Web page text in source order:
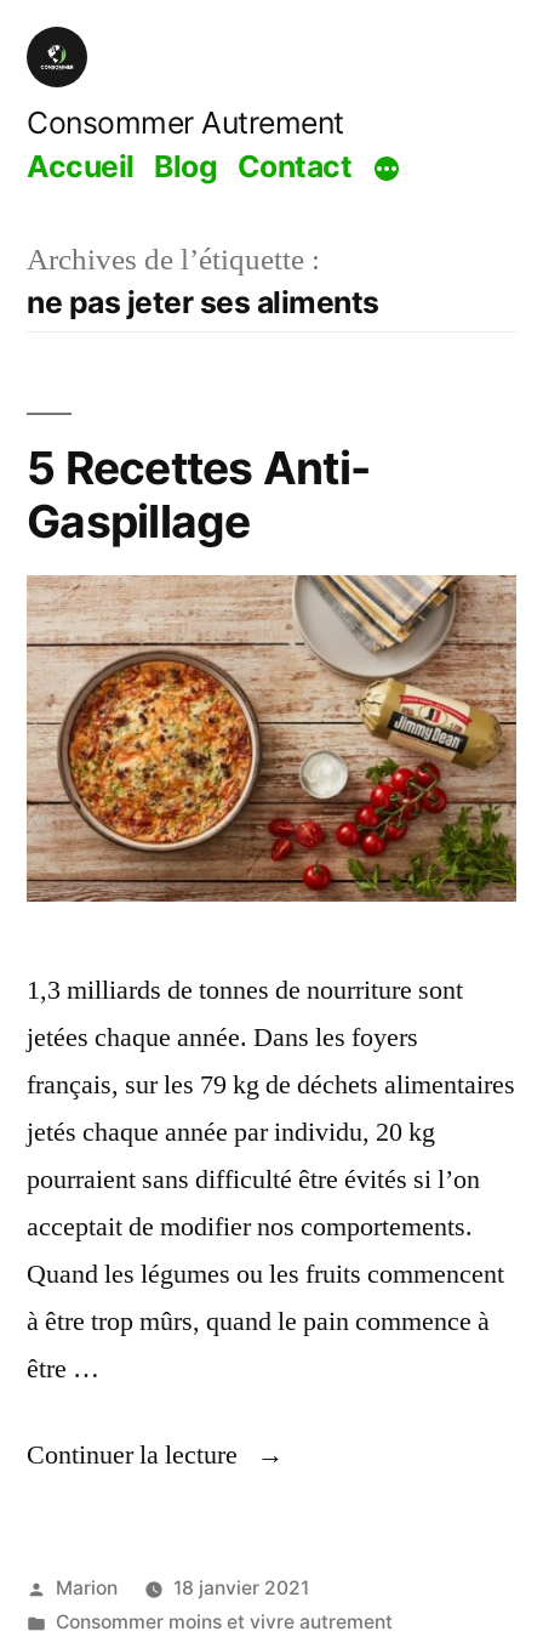
Aller
contenu
Consommer Autrement
Accueil Blog Contact
Archives de l’étiquette :
ne pas jeter ses aliments
5 Recettes Anti-
Gaspillage
1,3 milliards de tonnes de nourriture sont
jetées chaque année. Dans les foyers
français, sur les 79 kg de déchets alimentaires
jetés chaque année par individu, 20 kg
pourraient sans difficulté être évités si l’on
acceptait de modifier nos comportements.
Quand les légumes ou les fruits commencent
à être trop mûrs, quand le pain commence à
être …
Continuer la lecture
« 5
Gaspillage »
Publié
par
Marion
18 janvier 2021
Publié
Consommer moins et vivre autrement